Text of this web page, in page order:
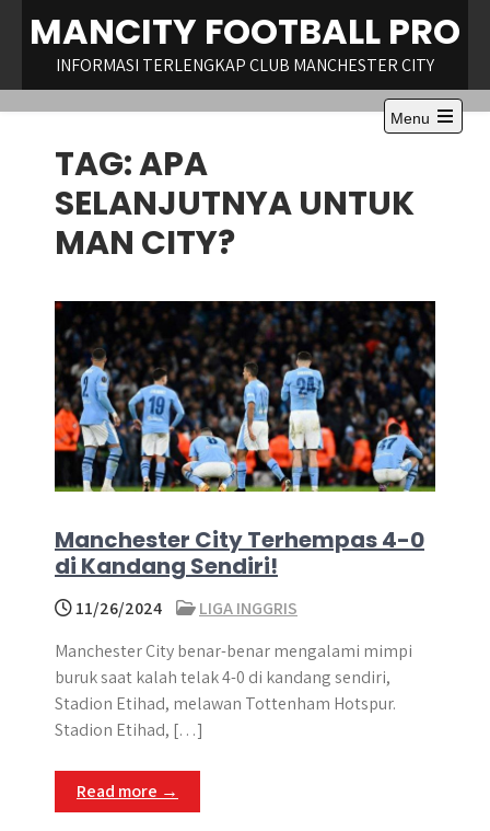
content
MANCITY FOOTBALL PRO
INFORMASI TERLENGKAP CLUB MANCHESTER CITY
Menu
Open
TAG:APA
SELANJUTNYA UNTUK
MAN CITY?
Manchester City Terhempas 4-0
di Kandang Sendiri!
11/26/2024
LIGA INGGRIS
Manchester City benar-benar mengalami mimpi
buruk saat kalah telak 4-0 di kandang sendiri,
Stadion Etihad, melawan Tottenham Hotspur.
Stadion Etihad, […]
Read more →